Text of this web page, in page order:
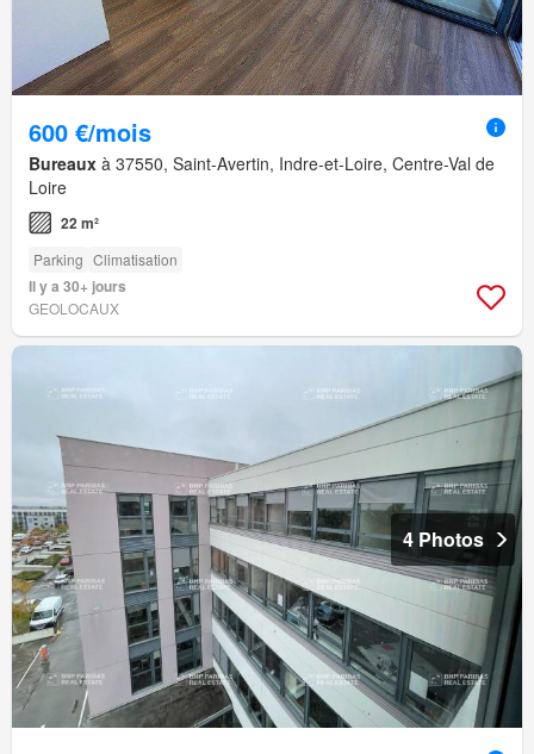
600 €/mois
Bureaux à 37550, Saint-Avertin, Indre-et-Loire, Centre-Val de
Loire
22 m²
Parking Climatisation
Il y a 30+ jours
GEOLOCAUX
4 Photos